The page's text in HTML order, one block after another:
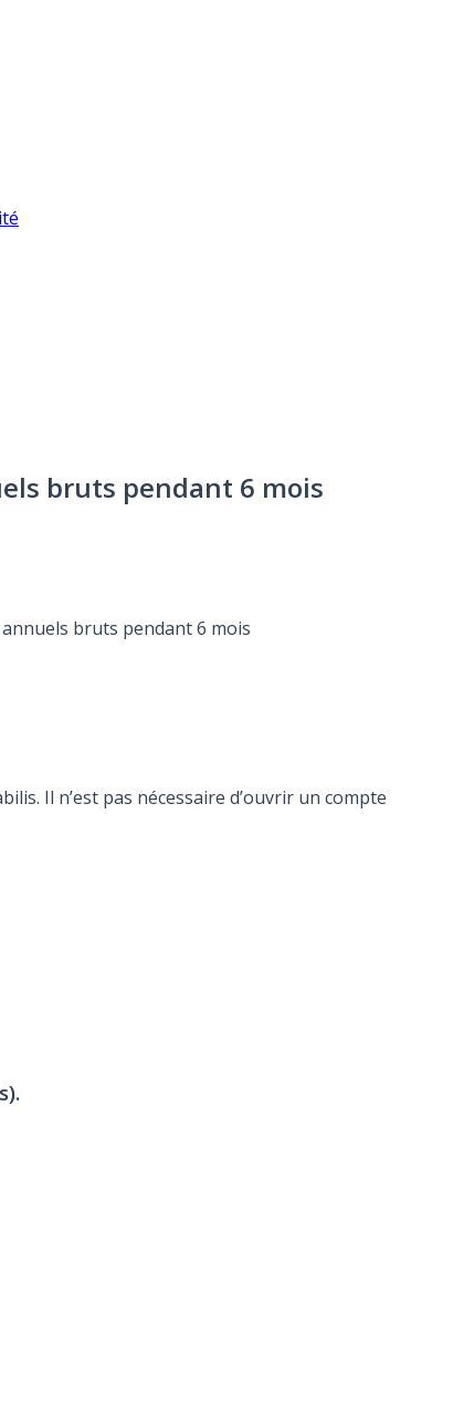
bruts pendant 6 mois
bruts pendant 6 mois
Il n’est pas nécessaire d’ouvrir un compte